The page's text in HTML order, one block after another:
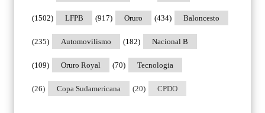
LFPB
(1502) Oruro
(917) Baloncesto
(434)
Automovilismo
(235) Nacional B
(182)
Oruro Royal
(109) Tecnologia
(70)
Copa Sudamericana
(26) CPDO
(20)